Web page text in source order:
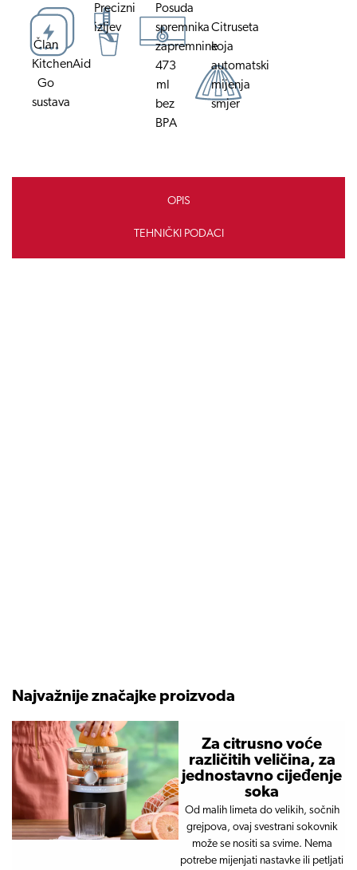
Član
KitchenAid
Go
sustava
Precizni
izljev
Posuda
spremnika
zapremnine
473
ml
bez
BPA
Citruseta
koja
automatski
mijenja
smjer
OPIS
TEHNIČKI PODACI
Najvažnije značajke proizvoda
Za citrusno voće
različitih veličina, za
jednostavno cijeđenje
soka
Od malih limeta do velikih, sočnih
grejpova, ovaj svestrani sokovnik
može se nositi sa svime. Nema
potrebe mijenjati nastavke ili petljati